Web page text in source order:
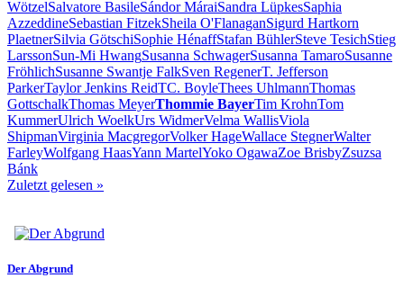
WötzelSalvatore BasileSándor MáraiSandra LüpkesSaphia
AzzeddineSebastian FitzekSheila O'FlanaganSigurd Hartkorn
PlaetnerSilvia GötschiSophie HénaffStafan BühlerSteve TesichStieg
LarssonSun-Mi HwangSusanna SchwagerSusanna TamaroSusanne
FröhlichSusanne Swantje FalkSven RegenerT. Jefferson
ParkerTaylor Jenkins ReidTC. BoyleThees UhlmannThomas
GottschalkThomas MeyerThommie BayerTim KrohnTom
KummerUlrich WoelkUrs WidmerVelma WallisViola
ShipmanVirginia MacgregorVolker HageWallace StegnerWalter
FarleyWolfgang HaasYann MartelYoko OgawaZoe BrisbyZsuzsa
Bánk
Zuletzt gelesen »
Der Abgrund